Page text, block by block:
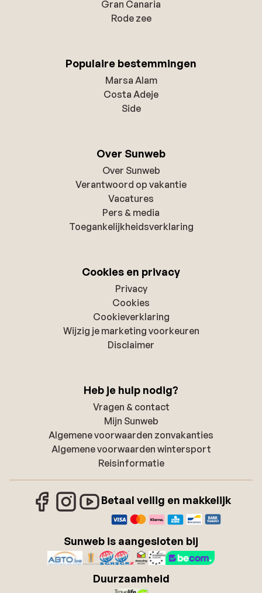
Gran Canaria
Rode zee
Populaire bestemmingen
Marsa Alam
Costa Adeje
Side
Over Sunweb
Over Sunweb
Verantwoord op vakantie
Vacatures
Pers & media
Toegankelijkheidsverklaring
Cookies en privacy
Privacy
Cookies
Cookieverklaring
Wijzig je marketing voorkeuren
Disclaimer
Heb je hulp nodig?
Vragen & contact
Mijn Sunweb
Algemene voorwaarden zonvakanties
Algemene voorwaarden wintersport
Reisinformatie
Betaal veilig en makkelijk
Sunweb is aangesloten bij
Duurzaamheid